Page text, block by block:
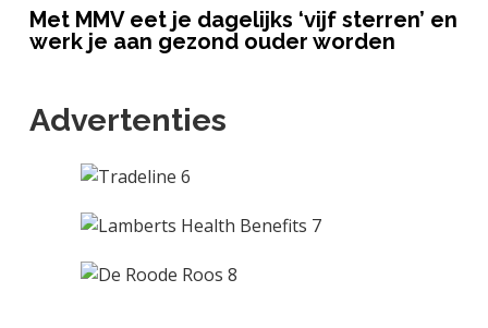
Met MMV eet je dagelijks ‘vijf sterren’ en
werk je aan gezond ouder worden
Advertenties